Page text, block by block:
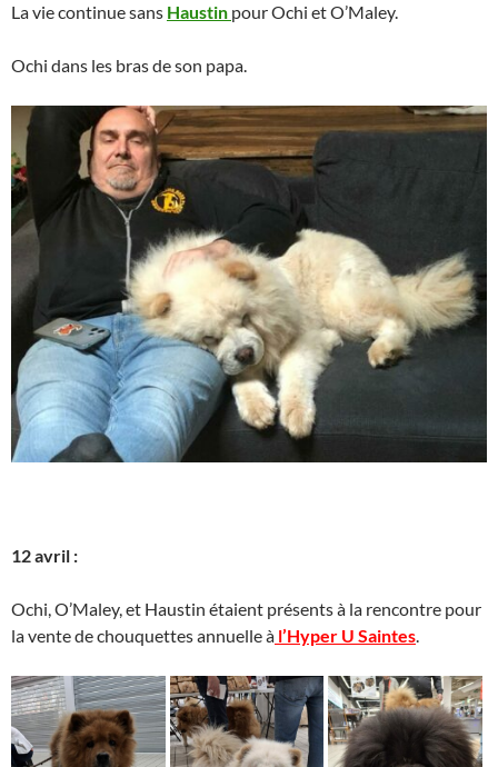
La vie continue sans Haustin pour Ochi et O’Maley.
Ochi dans les bras de son papa.
12 avril :
Ochi, O’Maley, et Haustin étaient présents à la rencontre pour
la vente de chouquettes annuelle à l’Hyper U Saintes.